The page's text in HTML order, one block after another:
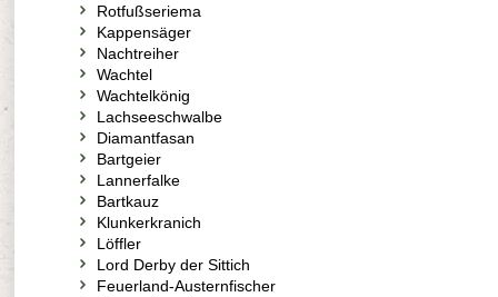
Rotfußseriema
Kappensäger
Nachtreiher
Wachtel
Wachtelkönig
Lachseeschwalbe
Diamantfasan
Bartgeier
Lannerfalke
Bartkauz
Klunkerkranich
Löffler
Lord Derby der Sittich
Feuerland-Austernfischer